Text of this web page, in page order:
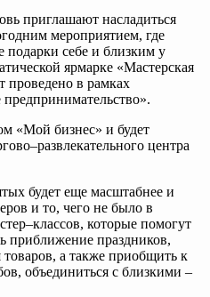
приглашают насладиться
мероприятием, где
подарки себе и близким у
ярмарке «Мастерская
проведено в рамках
«Мой бизнес» и будет
центра
будет еще масштабнее и
и то, чего не было в
которые помогут
приближение праздников,
товаров, а также приобщить к
объединиться с близкими –